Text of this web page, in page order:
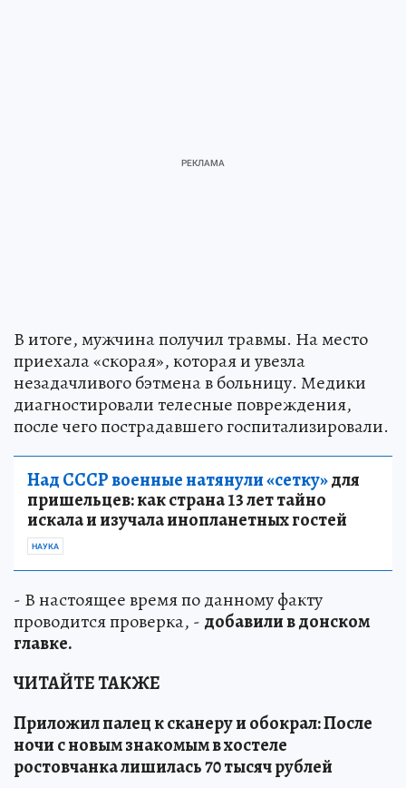
В итоге, мужчина получил травмы. На место
приехала «скорая», которая и увезла
незадачливого бэтмена в больницу. Медики
диагностировали телесные повреждения,
после чего пострадавшего госпитализировали.
Над СССР военные натянули «сетку»для
пришельцев: как страна 13 лет тайно
искала и изучала инопланетных гостей
НАУКА
- В настоящее время по данному факту
проводится проверка, - добавили в донском
главке.
ЧИТАЙТЕ ТАКЖЕ
Приложил палец к сканеру и обокрал: После
ночи с новым знакомым в хостеле
ростовчанка лишилась 70 тысяч рублей